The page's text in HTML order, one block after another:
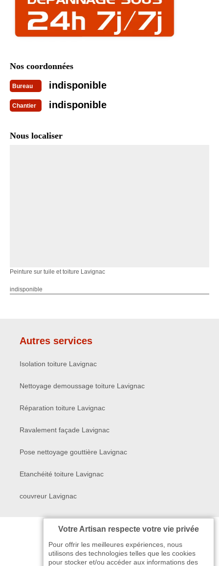
Nos coordonnées
Bureau indisponible
Chantier indisponible
Nous localiser
Peinture sur tuile et toiture Lavignac
indisponible
Autres services
Isolation toiture Lavignac
Nettoyage demoussage toiture Lavignac
Réparation toiture Lavignac
Ravalement façade Lavignac
Pose nettoyage gouttière Lavignac
Etanchéité toiture Lavignac
couvreur Lavignac
Votre Artisan respecte votre vie privée
Pour offrir les meilleures expériences, nous
utilisons des technologies telles que les cookies
pour stocker et/ou accéder aux informations des